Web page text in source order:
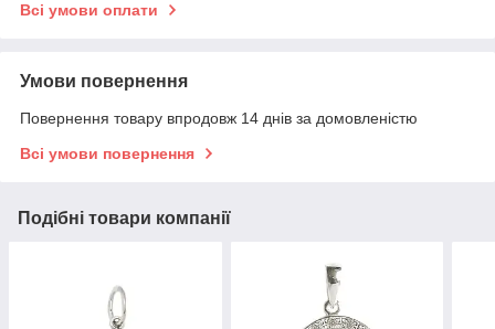
Всі умови оплати
Умови повернення
Повернення товару впродовж 14 днів за домовленістю
Всі умови повернення
Подібні товари компанії